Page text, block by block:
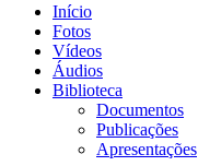
Início
Fotos
Vídeos
Áudios
Biblioteca
Documentos
Publicações
Apresentações